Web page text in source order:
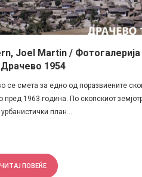
Joel Martin / Фотогалерија
1954
се смета за едно од поразвиените
пред 1963 година. По скопскиот
план...
ПОВЕЌЕ